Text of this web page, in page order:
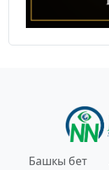
Башкы бет